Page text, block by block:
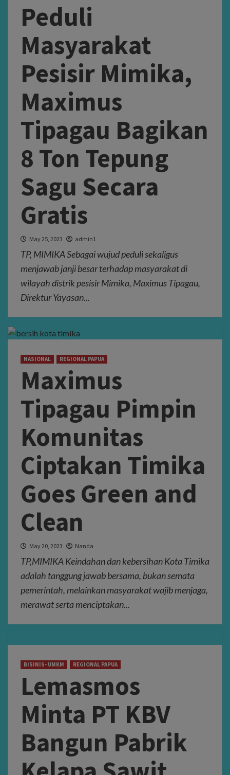
Peduli
Masyarakat
Pesisir Mimika,
Maximus
Tipagau Bagikan
8 Ton Tepung
Sagu Secara
Gratis
May 25, 2023 admin1
TP, MIMIKA Sebagai wujud peduli sekaligus
menjawab janji besar terhadap masyarakat di
wilayah distrik pesisir Mimika, Maximus Tipagau,
Direktur Yayasan...
NASIONAL REGIONAL PAPUA
Maximus
Tipagau Pimpin
Komunitas
Ciptakan Timika
Goes Green and
Clean
May 20, 2023 Nanda
TP,MIMIKA Keindahan dan kebersihan Kota Timika
adalah tanggung jawab bersama, bukan semata
pemerintah, melainkan masyarakat wajib menjaga,
merawat serta menciptakan...
BISINIS- UMKM REGIONAL PAPUA
Lemasmos
Minta PT KBV
Bangun Pabrik